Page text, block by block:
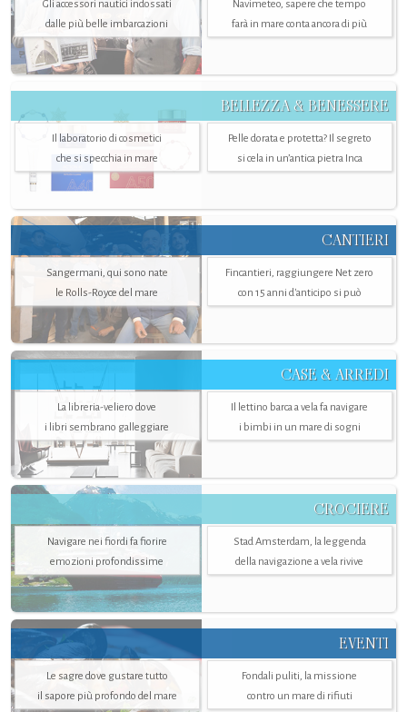
Gli accessori nautici indossati
dalle più belle imbarcazioni
Navimeteo, sapere che tempo
farà in mare conta ancora di più
BELLEZZA & BENESSERE
Il laboratorio di cosmetici
che si specchia in mare
Pelle dorata e protetta? Il segreto
si cela in un’antica pietra Inca
CANTIERI
Sangermani, qui sono nate
le Rolls-Royce del mare
Fincantieri, raggiungere Net zero
con 15 anni d'anticipo si può
CASE & ARREDI
La libreria-veliero dove
i libri sembrano galleggiare
Il lettino barca a vela fa navigare
i bimbi in un mare di sogni
CROCIERE
Navigare nei fiordi fa fiorire
emozioni profondissime
Stad Amsterdam, la leggenda
della navigazione a vela rivive
EVENTI
Le sagre dove gustare tutto
il sapore più profondo del mare
Fondali puliti, la missione
contro un mare di rifiuti